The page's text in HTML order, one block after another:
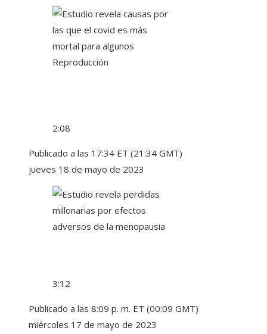
Reproducción
2:08
Publicado a las 17:34 ET (21:34 GMT)
jueves 18 de mayo de 2023
3:12
Publicado a las 8:09 p. m. ET (00:09 GMT)
miércoles 17 de mayo de 2023